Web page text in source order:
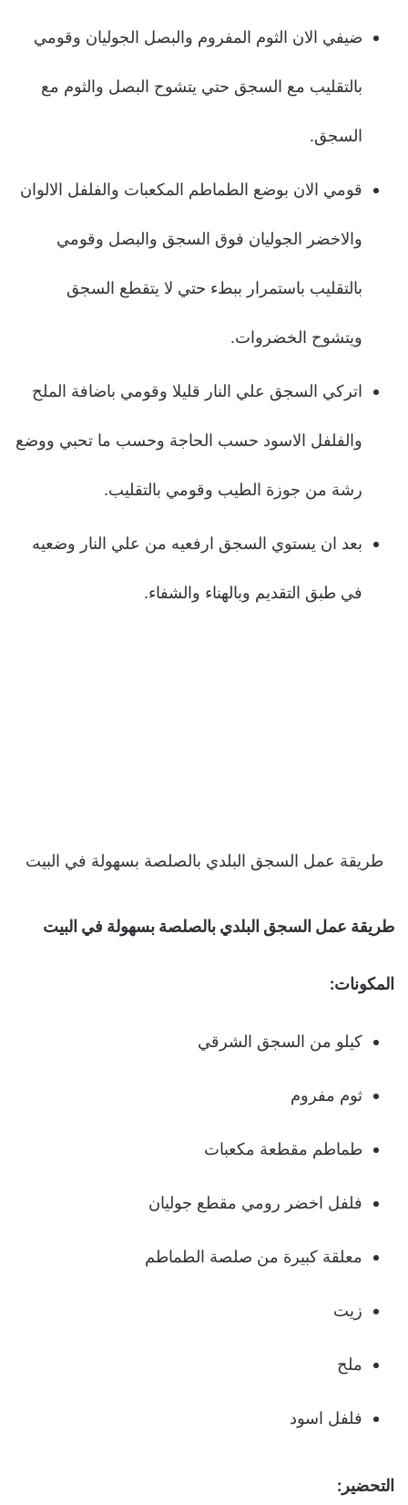
ضيفي الان الثوم المفروم والبصل الجوليان وقومي
بالتقليب مع السجق حتي يتشوح البصل والثوم مع
السجق.
قومي الان بوضع الطماطم المكعبات والفلفل الالوان
والاخضر الجوليان فوق السجق والبصل وقومي
بالتقليب باستمرار ببطء حتي لا يتقطع السجق
ويتشوح الخضروات.
اتركي السجق علي النار قليلا وقومي باضافة الملح
والفلفل الاسود حسب الحاجة وحسب ما تحبي ووضع
رشة من جوزة الطيب وقومي بالتقليب.
بعد ان يستوي السجق ارفعيه من علي النار وضعيه
في طبق التقديم وبالهناء والشفاء.
طريقة عمل السجق البلدي بالصلصة بسهولة في البيت
طريقة عمل السجق البلدي بالصلصة بسهولة في البيت
المكونات:
كيلو من السجق الشرقي
ثوم مفروم
طماطم مقطعة مكعبات
فلفل اخضر رومي مقطع جوليان
معلقة كبيرة من صلصة الطماطم
زيت
ملح
فلفل اسود
التحضير: